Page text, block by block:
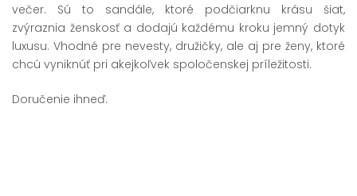
večer. Sú to sandále, ktoré podčiarknu krásu šiat,
zvýraznia ženskosť a dodajú každému kroku jemný dotyk
luxusu. Vhodné pre nevesty, družičky, ale aj pre ženy, ktoré
chcú vyniknúť pri akejkoľvek spoločenskej príležitosti.
Doručenie ihneď.